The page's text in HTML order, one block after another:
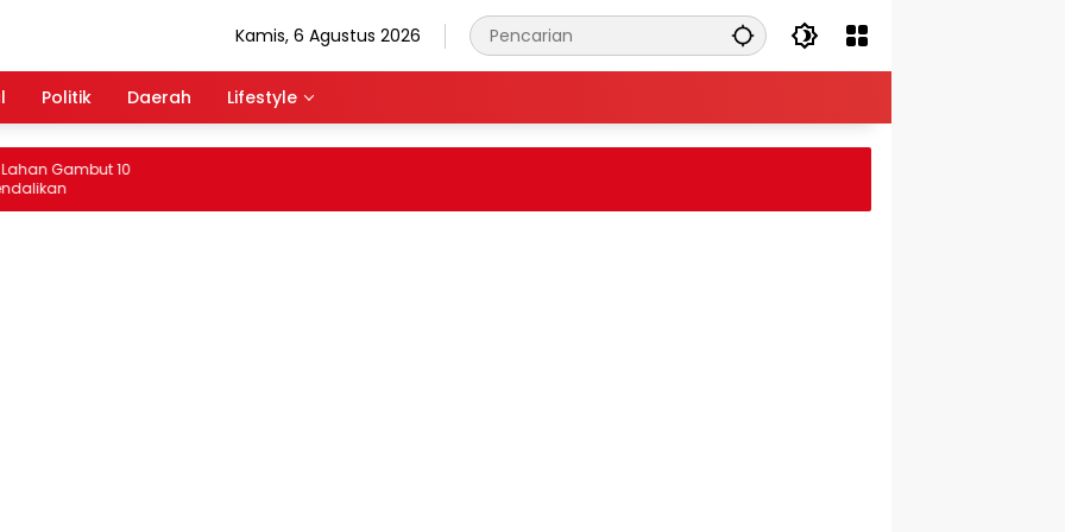
Kamis, 6 Agustus 2026
Politik Daerah Lifestyle
Gambut 10